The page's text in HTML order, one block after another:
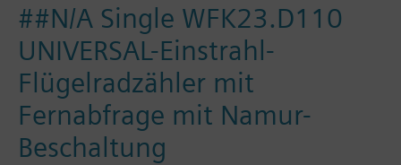
##N/A Single WFK23.D110
UNIVERSAL-Einstrahl-
Flügelradzähler mit
Fernabfrage mit Namur-
Beschaltung